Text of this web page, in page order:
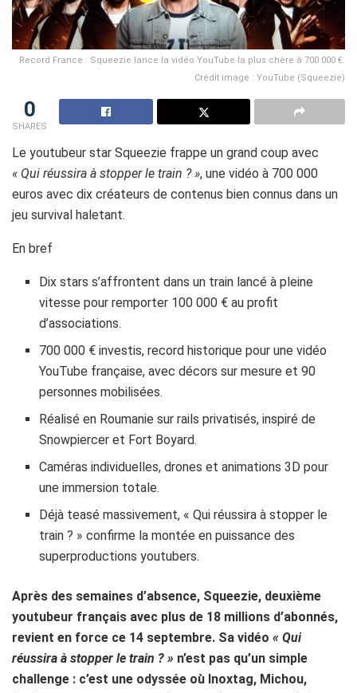
Record France : Squeezie lance la vidéo YouTube la plus chère à 700 000 €.
Crédit image : YouTube (Squeezie)
0
SHARES
Le youtubeur star Squeezie frappe un grand coup avec
« Qui réussira à stopper le train ? », une vidéo à 700 000
euros avec dix créateurs de contenus bien connus dans un
jeu survival haletant.
En bref
Dix stars s’affrontent dans un train lancé à pleine
vitesse pour remporter 100 000 € au profit
d’associations.
700 000 € investis, record historique pour une vidéo
YouTube française, avec décors sur mesure et 90
personnes mobilisées.
Réalisé en Roumanie sur rails privatisés, inspiré de
Snowpiercer et Fort Boyard.
Caméras individuelles, drones et animations 3D pour
une immersion totale.
Déjà teasé massivement, « Qui réussira à stopper le
train ? » confirme la montée en puissance des
superproductions youtubers.
Après des semaines d’absence, Squeezie, deuxième
youtubeur français avec plus de 18 millions d’abonnés,
revient en force ce 14 septembre. Sa vidéo « Qui
réussira à stopper le train ? » n’est pas qu’un simple
challenge : c’est une odyssée où Inoxtag, Michou,